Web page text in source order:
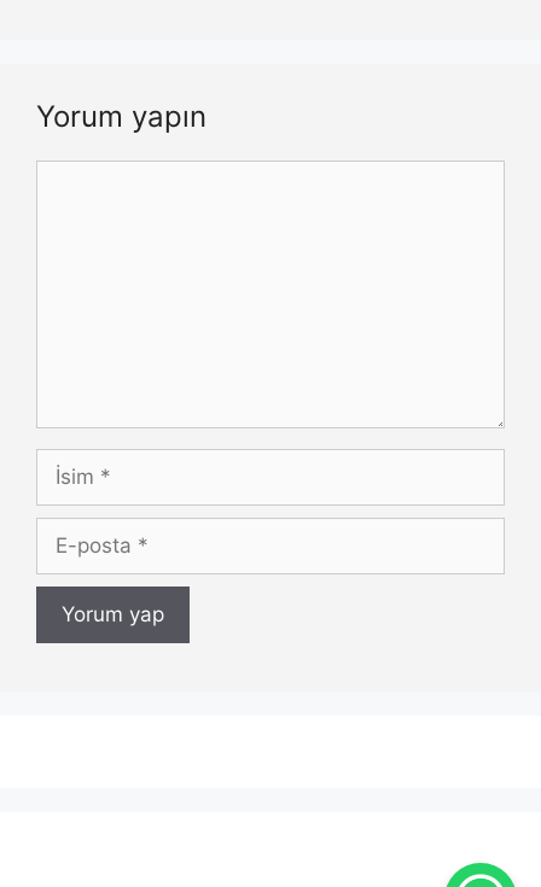
Yorum yapın
İsim
posta